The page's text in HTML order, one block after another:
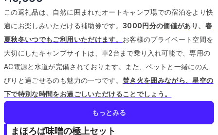
この返礼品は、自然に囲まれたオートキャンプ場での宿泊をより快
適にお楽しみいただける補助券です。 3000円分の価値があり、春
夏秋冬いつでもご利用いただけます。 お客様のプライベート空間を
大切にしたキャンプサイトは、車2台まで乗り入れ可能で、専用の
AC電源と水道が完備されております。
また、ペットと一緒にのん
びりと過ごせるのも魅力の一つです。 焚き火を囲みながら、星空の
下で特別な時間をお過ごしいただけることでしょう。
もっとみる
まほろば味噌の極上セット